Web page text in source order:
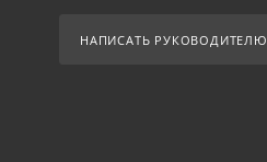
НАПИСАТЬ РУКОВОДИТЕЛЮ